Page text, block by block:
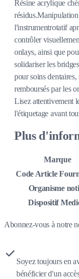
Résine acrylique
l'instrumentrotatif
contrôler
onlays, ainsi que
solidariser les
pour soins dentaires,
remboursés par les
Lisez attentivement
l'étiquetage avant
Plus
Marque
Code Article
Organisme
Dispositif
Abonnez-vous à notre
Soyez toujours en
bénéficier d'un